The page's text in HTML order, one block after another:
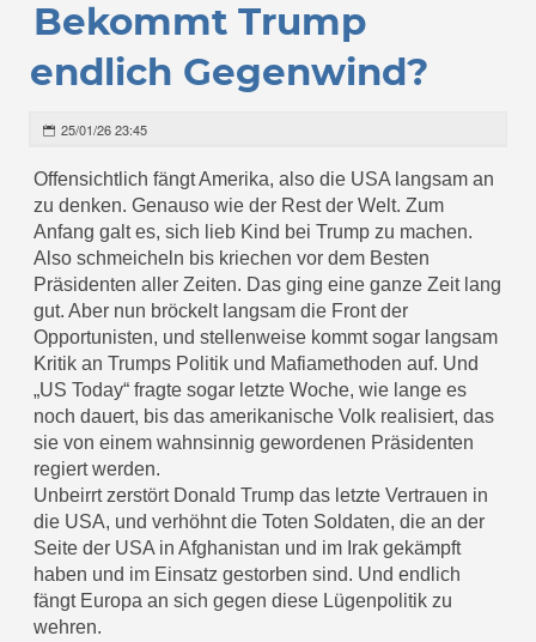
Bekommt Trump
endlich Gegenwind?
25/01/26 23:45
Offensichtlich fängt Amerika, also die USA langsam an
zu denken. Genauso wie der Rest der Welt. Zum
Anfang galt es, sich lieb Kind bei Trump zu machen.
Also schmeicheln bis kriechen vor dem Besten
Präsidenten aller Zeiten. Das ging eine ganze Zeit lang
gut. Aber nun bröckelt langsam die Front der
Opportunisten, und stellenweise kommt sogar langsam
Kritik an Trumps Politik und Mafiamethoden auf. Und
„US Today“ fragte sogar letzte Woche, wie lange es
noch dauert, bis das amerikanische Volk realisiert, das
sie von einem wahnsinnig gewordenen Präsidenten
regiert werden.
Unbeirrt zerstört Donald Trump das letzte Vertrauen in
die USA, und verhöhnt die Toten Soldaten, die an der
Seite der USA in Afghanistan und im Irak gekämpft
haben und im Einsatz gestorben sind. Und endlich
fängt Europa an sich gegen diese Lügenpolitik zu
wehren.